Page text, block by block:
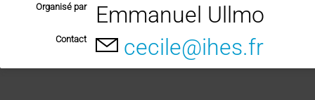
Organisé par
Emmanuel Ullmo
Contact cecile@ihes.fr